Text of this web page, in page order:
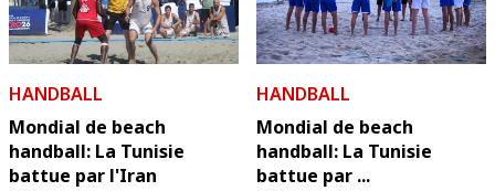
HANDBALL
Mondial de beach
handball: La Tunisie
battue par l'Iran
HANDBALL
Mondial de beach
handball: La Tunisie
battue par ...